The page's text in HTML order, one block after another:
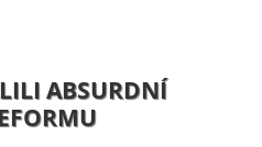
ABSURDNÍ